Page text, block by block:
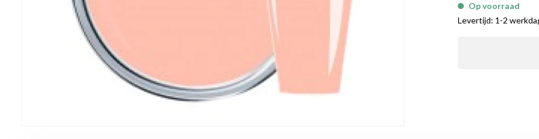
Op voorraad
Levertijd: 1-2